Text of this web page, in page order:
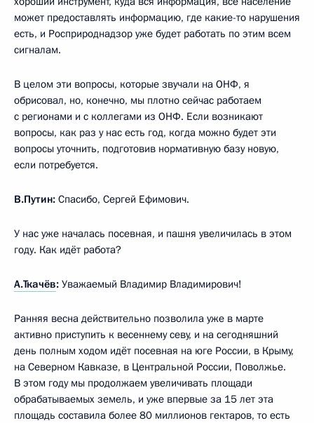
может предоставлять информацию, где какие-то нарушения
есть, и Росприроднадзор уже будет работать по этим всем
сигналам.
В целом эти вопросы, которые звучали на ОНФ, я
обрисовал, но, конечно, мы плотно сейчас работаем
с регионами и с коллегами из ОНФ. Если возникают
вопросы, как раз у нас есть год, когда можно будет эти
вопросы уточнить, подготовив нормативную базу новую,
если потребуется.
В.Путин: Спасибо, Сергей Ефимович.
У нас уже началась посевная, и пашня увеличилась в этом
году. Как идёт работа?
А.Ткачёв: Уважаемый Владимир Владимирович!
Ранняя весна действительно позволила уже в марте
активно приступить к весеннему севу, и на сегодняшний
день полным ходом идёт посевная на юге России, в Крыму,
на Северном Кавказе, в Центральной России, Поволжье.
В этом году мы продолжаем увеличивать площади
обрабатываемых земель, и уже впервые за 15 лет эта
площадь составила более 80 миллионов гектаров, то есть